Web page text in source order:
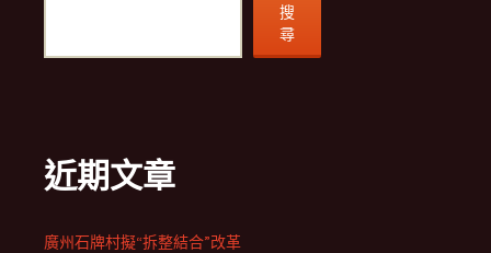
搜
尋
近期文章
廣州石牌村擬“拆整結合”改革